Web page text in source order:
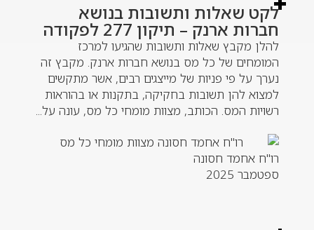
לקט שאלות ותשובות בנושא
חברות ארנק – תיקון 277 לפקודה
להלן מקבץ שאלות ותשובות שהגיעו למרכז
המומחים של כל מס בנושא חברות ארנק. מקבץ זה
נערך על פי פניות של מייצגים רבים, אשר מתקשים
למצוא להן תשובות בחקיקה, בתקנות או בהוראות
רשויות המס. הכותב, מצוות מומחי כל מס, עונה על...
רו"ח אחמד חסונה
ספטמבר 2025